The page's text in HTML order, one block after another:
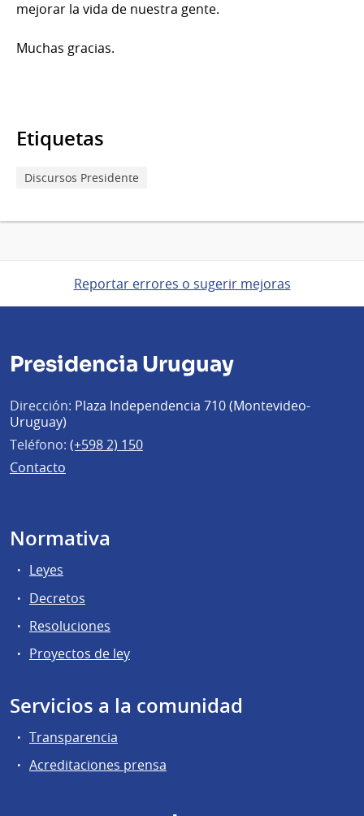
mejorar la vida de nuestra gente.
Muchas gracias.
Etiquetas
Discursos Presidente
Reportar errores o sugerir mejoras
Presidencia Uruguay
Dirección: Plaza Independencia 710 (Montevideo-
Uruguay)
Teléfono: (+598 2) 150
Contacto
Normativa
Leyes
Decretos
Resoluciones
Proyectos de ley
Servicios a la comunidad
Transparencia
Acreditaciones prensa